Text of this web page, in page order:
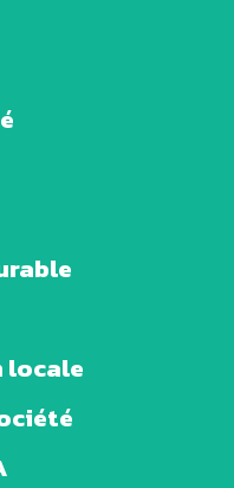
locale